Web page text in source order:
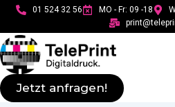
Skip
content
01 524 32 56 MO - Fr: 09 -18
Jetzt anfragen!